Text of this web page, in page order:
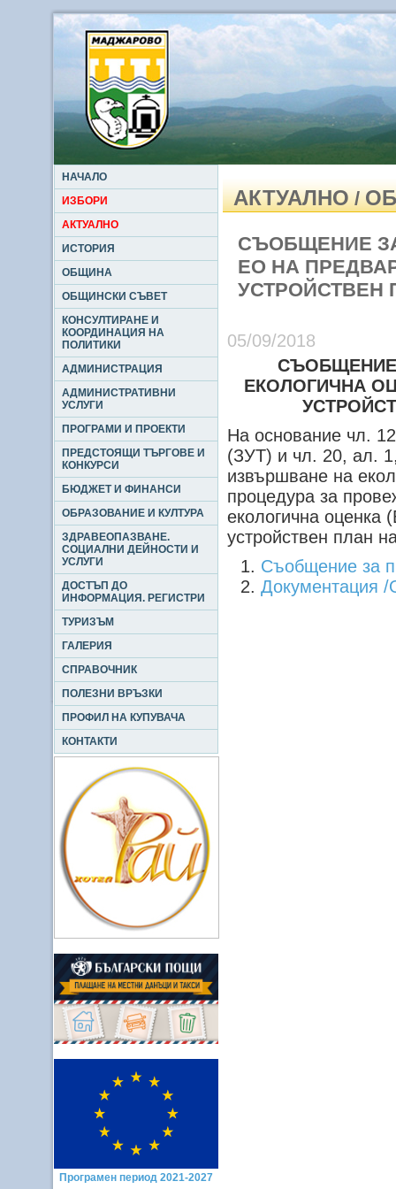
НАЧАЛО
ИЗБОРИ
АКТУАЛНО
ИСТОРИЯ
ОБЩИНА
ОБЩИНСКИ СЪВЕТ
КОНСУЛТИРАНЕ И
КООРДИНАЦИЯ НА
ПОЛИТИКИ
АДМИНИСТРАЦИЯ
АДМИНИСТРАТИВНИ
УСЛУГИ
ПРОГРАМИ И ПРОЕКТИ
ПРЕДСТОЯЩИ ТЪРГОВЕ И
КОНКУРСИ
БЮДЖЕТ И ФИНАНСИ
ОБРАЗОВАНИЕ И КУЛТУРА
ЗДРАВЕОПАЗВАНЕ.
СОЦИАЛНИ ДЕЙНОСТИ И
УСЛУГИ
ДОСТЪП ДО
ИНФОРМАЦИЯ. РЕГИСТРИ
ТУРИЗЪМ
ГАЛЕРИЯ
СПРАВОЧНИК
ПОЛЕЗНИ ВРЪЗКИ
ПРОФИЛ НА КУПУВАЧА
КОНТАКТИ
Програмен период 2021-2027
АКТУАЛНО/
СЪОБЩЕНИЕ
ЕО НА
05/09/2018
СЪОБЩЕНИЕ
ЕКОЛОГИЧНА
На основание чл.
(ЗУТ) и чл. 20, ал.
извършване на
процедура за
екологична
устройствен план
Съобщение за
Документация